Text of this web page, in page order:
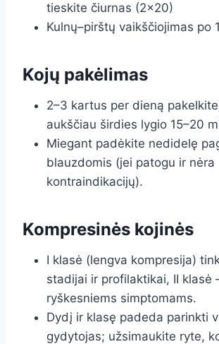
tieskite čiurnas (2×20)
Kulnų–pirštų vaikščiojimas po
Kojų pakėlimas
2–3 kartus per dieną
aukščiau širdies lygio 15–20
Miegant padėkite nedidelę
blauzdomis (jei patogu ir nėra
kontraindikacijų).
Kompresinės kojinės
I klasė (lengva kompresija)
stadijai ir profilaktikai, II klasė
ryškesniems simptomams.
Dydį ir klasę padeda parinkti
gydytojas; užsimaukite ryte,